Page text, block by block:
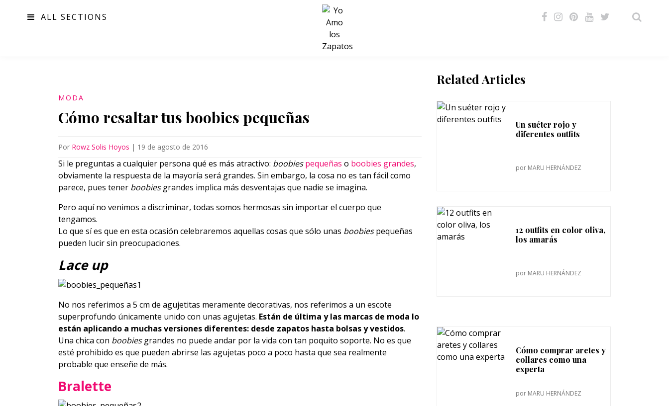
ALL SECTIONS
SALUD
MODA
Cómo resaltar tus boobies pequeñas
Por Rowz Solis Hoyos | 19 de agosto de 2016
Si le preguntas a cualquier persona qué es más atractivo: boobiespequeñas o boobies grandes,
obviamente la respuesta de la mayoría será grandes. Sin embargo, la cosa no es tan fácil como
parece, pues tener boobiesgrandes implica más desventajas que nadie se imagina.
Pero aquí no venimos a discriminar, todas somos hermosas sin importar el cuerpo que
tengamos.
Lo que sí es que en esta ocasión celebraremos aquellas cosas que sólo unas boobiespequeñas
pueden lucir sin preocupaciones.
Lace up
No nos referimos a 5 cm de agujetitas meramente decorativas, nos referimos a un escote
superprofundo únicamente unido con unas agujetas. Están de última y las marcas de moda lo
están aplicando a muchas versiones diferentes: desde zapatos hasta bolsas y vestidos.
Una chica con boobiesgrandes no puede andar por la vida con tan poquito soporte. No es que
esté prohibido es que pueden abrirse las agujetas poco a poco hasta que sea realmente
probable que enseñe de más.
Bralette
Related Articles
Un suéter rojo y
diferentes outfits
por MARU HERNÁNDEZ
12 outfits en color oliva,
los amarás
por MARU HERNÁNDEZ
Cómo comprar aretes y
collares como una
experta
por MARU HERNÁNDEZ